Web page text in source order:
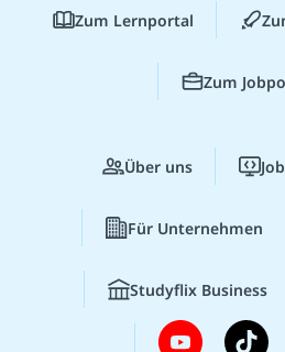
Zum Lernportal
Zum
Über uns
Für Unternehmen
Studyflix Business